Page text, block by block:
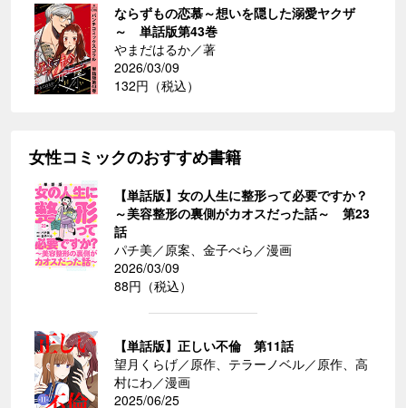
ならずもの恋慕～想いを隠した溺愛ヤクザ
～ 単話版第43巻
やまだはるか／著
2026/03/09
132円（税込）
女性コミックのおすすめ書籍
【単話版】女の人生に整形って必要ですか？
～美容整形の裏側がカオスだった話～ 第23
話
パチ美／原案、金子べら／漫画
2026/03/09
88円（税込）
【単話版】正しい不倫 第11話
望月くらげ／原作、テラーノベル／原作、高
村にわ／漫画
2025/06/25